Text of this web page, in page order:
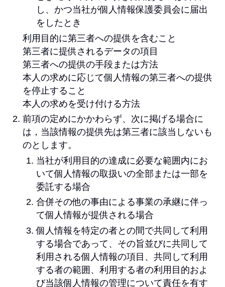
し、かつ当社が個人情報保護委員会に届出
をしたとき
利用目的に第三者への提供を含むこと
第三者に提供されるデータの項目
第三者への提供の手段または方法
本人の求めに応じて個人情報の第三者への提供
を停止すること
本人の求めを受け付ける方法
前項の定めにかかわらず、次に掲げる場合に
は，当該情報の提供先は第三者に該当しないも
のとします。
当社が利用目的の達成に必要な範囲内にお
いて個人情報の取扱いの全部または一部を
委託する場合
合併その他の事由による事業の承継に伴っ
て個人情報が提供される場合
個人情報を特定の者との間で共同して利用
する場合であって、その旨並びに共同して
利用される個人情報の項目、共同して利用
する者の範囲、利用する者の利用目的およ
び当該個人情報の管理について責任を有す